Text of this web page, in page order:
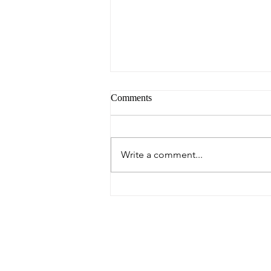
Comments
Write a comment...